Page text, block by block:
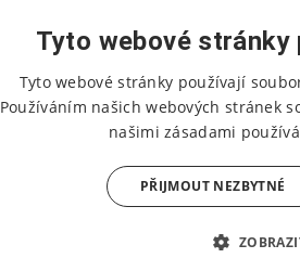
Tyto webové
Tyto webové stránky používají
Používáním našich webových stránek
našimi zásadami
PŘIJMOUT NEZBYTNÉ